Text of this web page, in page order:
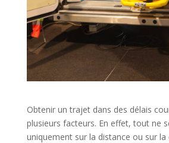
Obtenir un trajet dans des délais
plusieurs facteurs. En effet, tout ne
uniquement sur la distance ou sur la